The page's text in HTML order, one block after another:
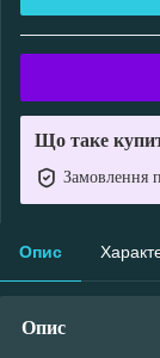
Що таке
Замовлення
Опис
Опис